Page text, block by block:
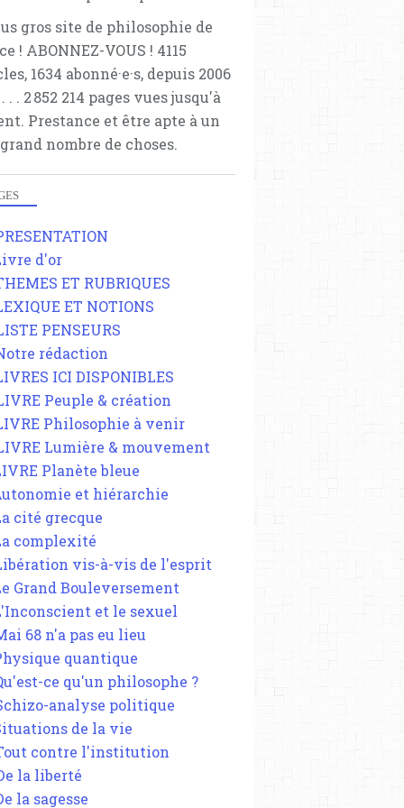
gros site de philosophie de
! ABONNEZ-VOUS ! 4115
1634 abonné·e·s, depuis 2006
. . . 2 852 214 pages vues jusqu'à
Prestance et être apte à un
nombre de choses.
d'or
ET RUBRIQUES
ET NOTIONS
PENSEURS
rédaction
ICI DISPONIBLES
Peuple & création
Philosophie à venir
Lumière & mouvement
Planète bleue
et hiérarchie
cité grecque
complexité
vis-à-vis de l'esprit
Grand Bouleversement
et le sexuel
68 n'a pas eu lieu
quantique
ce qu'un philosophe ?
analyse politique
de la vie
contre l'institution
la liberté
la sagesse